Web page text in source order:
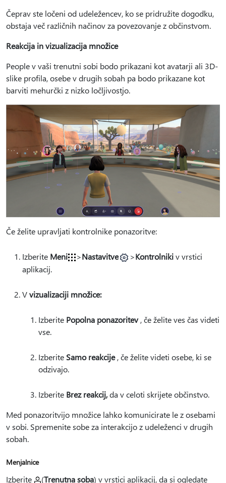
Čeprav ste ločeni od udeležencev, ko se pridružite dogodku,
obstaja več različnih načinov za povezovanje z občinstvom.
Reakcija in vizualizacija množice
People v vaši trenutni sobi bodo prikazani kot avatarji ali 3D-
slike profila, osebe v drugih sobah pa bodo prikazane kot
barviti mehurčki z nizko ločljivostjo.
Če želite upravljati kontrolnike ponazoritve:
Izberite Meni >Nastavitve >Kontrolnikiv vrstici
aplikacij.
Vvizualizaciji množice:
Izberite Popolna ponazoritev, če želite ves čas videti
vse.
Izberite Samo reakcije, če želite videti osebe, ki se
odzivajo.
Izberite Brez reakcij,da v celoti skrijete občinstvo.
Med ponazoritvijo množice lahko komunicirate le z osebami
v sobi. Spremenite sobe za interakcijo z udeleženci v drugih
sobah.
Menjalnice
Izberite (Trenutna soba) v vrstici aplikacij, da si ogledate